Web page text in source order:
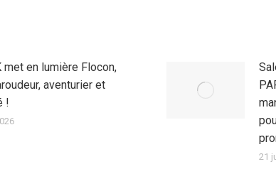
met en lumière Flocon,
aventurier et
!
21